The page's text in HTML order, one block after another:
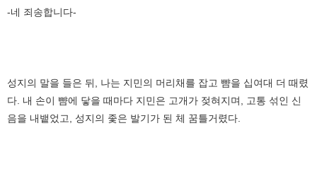
-네 죄송합니다-
성지의 말을 들은 뒤, 나는 지민의 머리채를 잡고 뺨을 십여대 더 때렸
다. 내 손이 뺨에 닿을 때마다 지민은 고개가 젖혀지며, 고통 섞인 신
음을 내뱉었고, 성지의 좇은 발기가 된 체 꿈틀거렸다.